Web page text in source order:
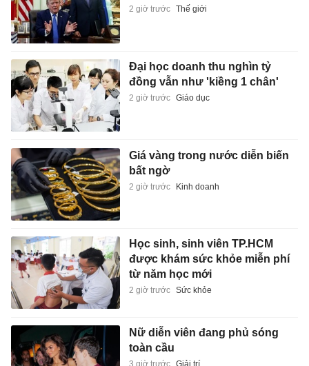
2 giờ trước Thế giới
Đại học doanh thu nghìn tỷ
đồng vẫn như 'kiềng 1 chân'
2 giờ trước Giáo dục
Giá vàng trong nước diễn biến
bất ngờ
2 giờ trước Kinh doanh
Học sinh, sinh viên TP.HCM
được khám sức khỏe miễn phí
từ năm học mới
2 giờ trước Sức khỏe
Nữ diễn viên đang phủ sóng
toàn cầu
3 giờ trước Giải trí